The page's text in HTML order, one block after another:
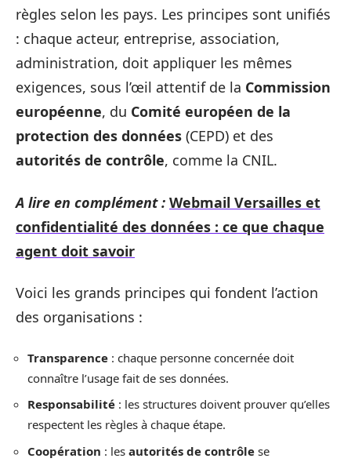
règles selon les pays. Les principes sont unifiés
: chaque acteur, entreprise, association,
administration, doit appliquer les mêmes
exigences, sous l’œil attentif de la Commission
européenne, du Comité européen de la
protection des données (CEPD) et des
autorités de contrôle, comme la CNIL.
A lire en complément : Webmail Versailles et
confidentialité des données : ce que chaque
agent doit savoir
Voici les grands principes qui fondent l’action
des organisations :
Transparence : chaque personne concernée doit
connaître l’usage fait de ses données.
Responsabilité : les structures doivent prouver qu’elles
respectent les règles à chaque étape.
Coopération : les autorités de contrôle se